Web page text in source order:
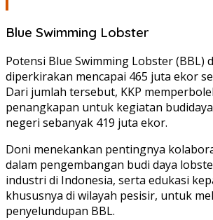
Blue Swimming Lobster
Potensi Blue Swimming Lobster (BBL)
diperkirakan mencapai 465 juta ekor
Dari jumlah tersebut, KKP
penangkapan untuk kegiatan
negeri sebanyak 419 juta ekor.
Doni menekankan pentingnya
dalam pengembangan budi daya
industri di Indonesia, serta edukasi
khususnya di wilayah pesisir, untuk
penyelundupan BBL.